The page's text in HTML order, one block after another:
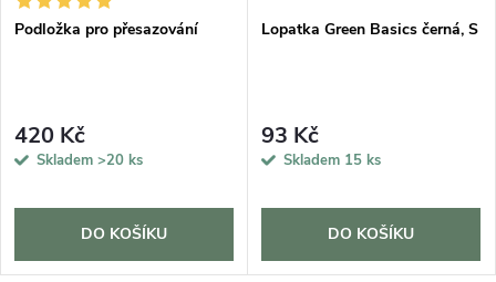
Podložka pro přesazování
420 Kč
Skladem >20 ks
DO KOŠÍKU
Lopatka Green Basics černá, S
93 Kč
Skladem 15 ks
DO KOŠÍKU